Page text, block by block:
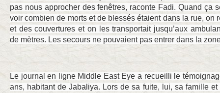
pas nous approcher des fenêtres, raconte Fadi. Quand ça
voir combien de morts et de blessés étaient dans la rue, on
et des couvertures et on les transportait jusqu’aux
de mètres. Les secours ne pouvaient pas entrer dans la
Le journal en ligne Middle East Eye a recueilli le
ans, habitant de Jabaliya. Lors de sa fuite, lui, sa famille et